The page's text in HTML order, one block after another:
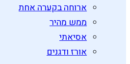
ארוחה בקערה אחת
ממש מהיר
אסיאתי
אורז ודגנים